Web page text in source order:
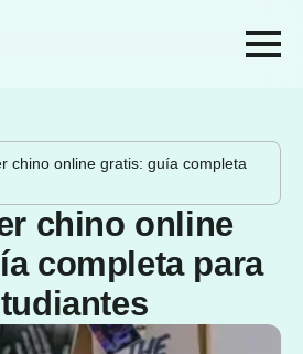
chino online gratis: guía completa
chino online
completa para